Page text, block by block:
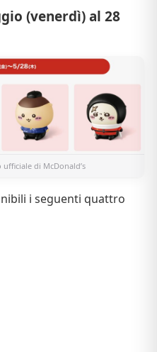
(venerdì) al 28
ufficiale di McDonald’s
i seguenti quattro